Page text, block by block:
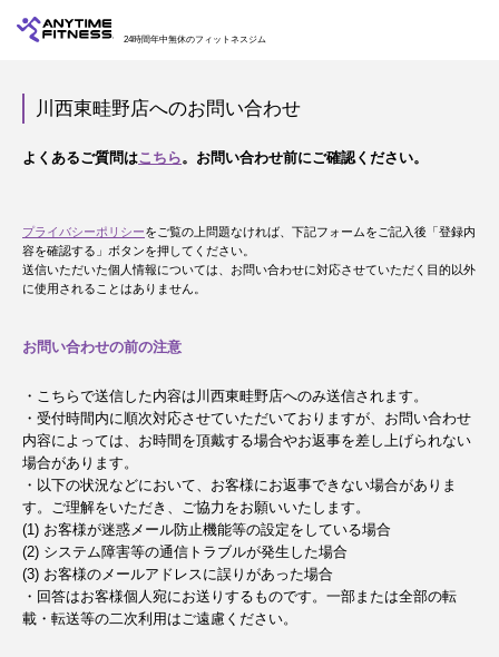
24時間年中無休のフィットネスジム
川西東畦野店へのお問い合わせ
よくあるご質問はこちら。お問い合わせ前にご確認ください。
プライバシーポリシーをご覧の上問題なければ、下記フォームをご記入後「登録内
容を確認する」ボタンを押してください。
送信いただいた個人情報については、お問い合わせに対応させていただく目的以外
に使用されることはありません。
お問い合わせの前の注意
・こちらで送信した内容は川西東畦野店へのみ送信されます。
・受付時間内に順次対応させていただいておりますが、お問い合わせ
内容によっては、お時間を頂戴する場合やお返事を差し上げられない
場合があります。
・以下の状況などにおいて、お客様にお返事できない場合がありま
す。ご理解をいただき、ご協力をお願いいたします。
(1) お客様が迷惑メール防止機能等の設定をしている場合
(2) システム障害等の通信トラブルが発生した場合
(3) お客様のメールアドレスに誤りがあった場合
・回答はお客様個人宛にお送りするものです。一部または全部の転
載・転送等の二次利用はご遠慮ください。